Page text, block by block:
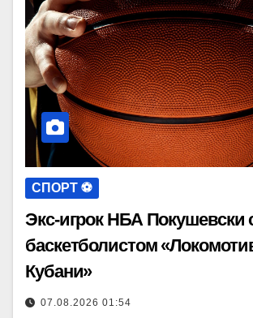
СПОРТ ⚽️
Экс-игрок НБА Покушевски
баскетболистом
Кубани»
07.08.2026 01:54